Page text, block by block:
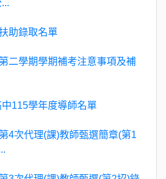
助錄取名單
二學期學期補考注意事項及補
115學年度導師名單
4次代理(課)教師甄選簡章(第1